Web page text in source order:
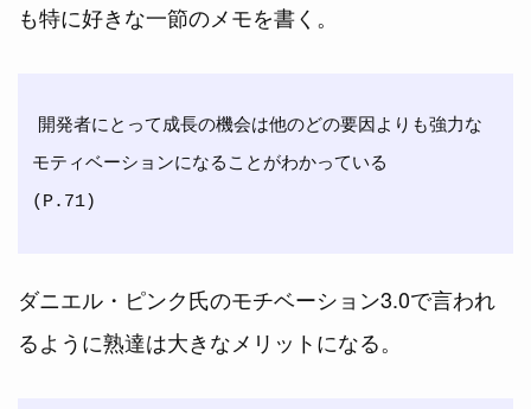
も特に好きな一節のメモを書く。
開発者にとって成長の機会は他のどの要因よりも強力な
モティベーションになることがわかっている
ダニエル・ピンク氏のモチベーション3.0で言われ
るように熟達は大きなメリットになる。